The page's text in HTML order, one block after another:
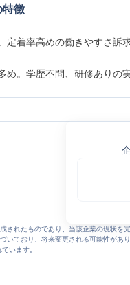
特徴
定着率高めの働きやすさ訴求
め。学歴不問、研修ありの
されたものであり、当該企業の現状
いており、将来変更される可能性があり
います。